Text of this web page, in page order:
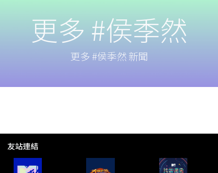
更多 #侯季然
更多 #侯季然 新聞
友站連結